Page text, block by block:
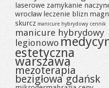
laserowe zamykanie
wrocław leczenie blizn
skurcz manicure hybrydowy cennik
manicure hybrydowy
legionowo
estetyczna
warszawa
mezoterapia
bezigłowa gdańsk